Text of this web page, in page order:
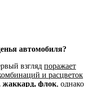
автомобиля?
взгляд поражает
и расцветок
жаккард, флок, однако